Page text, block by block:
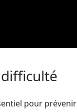
pour prévenir